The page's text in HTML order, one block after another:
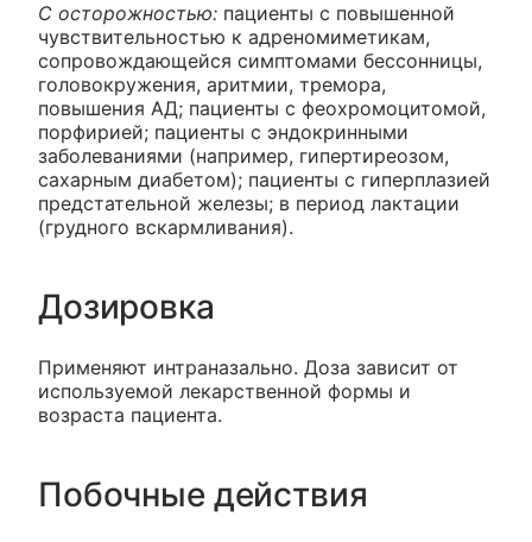
С осторожностью: пациенты с повышенной
чувствительностью к адреномиметикам,
сопровождающейся симптомами бессонницы,
головокружения, аритмии, тремора,
повышения АД; пациенты с феохромоцитомой,
порфирией; пациенты с эндокринными
заболеваниями (например, гипертиреозом,
сахарным диабетом); пациенты с гиперплазией
предстательной железы; в период лактации
(грудного вскармливания).
Дозировка
Применяют интраназально. Доза зависит от
используемой лекарственной формы и
возраста пациента.
Побочные действия